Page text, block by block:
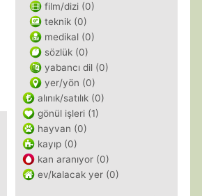
film/dizi (0)
teknik (0)
medikal (0)
sözlük (0)
yabancı dil (0)
yer/yön (0)
alınık/satılık (0)
gönül işleri (1)
hayvan (0)
kayıp (0)
kan aranıyor (0)
ev/kalacak yer (0)